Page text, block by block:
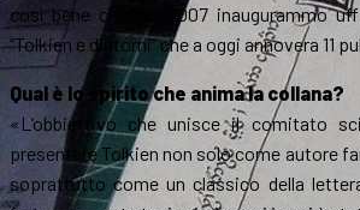
così bene che nel 2007 inaugurammo
“Tolkien e dintorni” che a oggi annovera 11
Qual è lo spirito che anima la collana?
«L’obbiettivo che unisce il comitato
presentare Tolkien non solo come autore
soprattutto come un classico della